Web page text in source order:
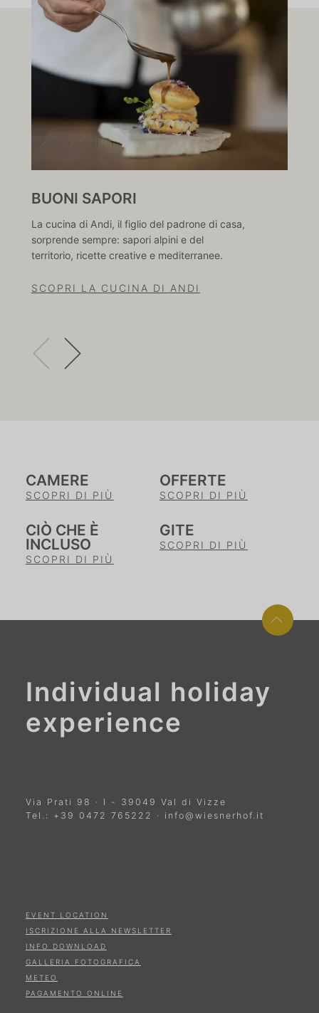
BUONI SAPORI
La cucina di Andi, il figlio del padrone di casa,
sorprende sempre: sapori alpini e del
territorio, ricette creative e mediterranee.
SCOPRI LA CUCINA DI ANDI
CAMERE
SCOPRI DI PIÙ
OFFERTE
SCOPRI DI PIÙ
CIÒ CHE È
INCLUSO
SCOPRI DI PIÙ
GITE
SCOPRI DI PIÙ
Individual holiday
experience
Via Prati 98 · I - 39049 Val di Vizze
Tel.: +39 0472 765222 · info@wiesnerhof.it
EVENT LOCATION
ISCRIZIONE ALLA NEWSLETTER
INFO DOWNLOAD
GALLERIA FOTOGRAFICA
METEO
PAGAMENTO ONLINE